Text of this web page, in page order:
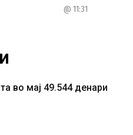
@ 11:31
во мај 49.544 денари